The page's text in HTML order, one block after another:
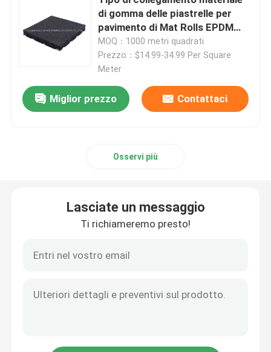
Pista corrente di gomma di EPDM
Sistema del panino che esegue pista
Pista corrente prefabbricata
Campo di padel
Pista da corsa porosa
Tappeto erboso artificiale dell'erba del giardino
di gomma delle piastrelle per
pavimento di Mat Rolls EPDM
dell'anti palestra di
affaticamento
MOQ：1000 metri quadrati
Prezzo：$14.99-34.99 Per Square
Meter
Miglior prezzo Contattaci
Osservi più
Lasciate un messaggio
Ti richiameremo presto!